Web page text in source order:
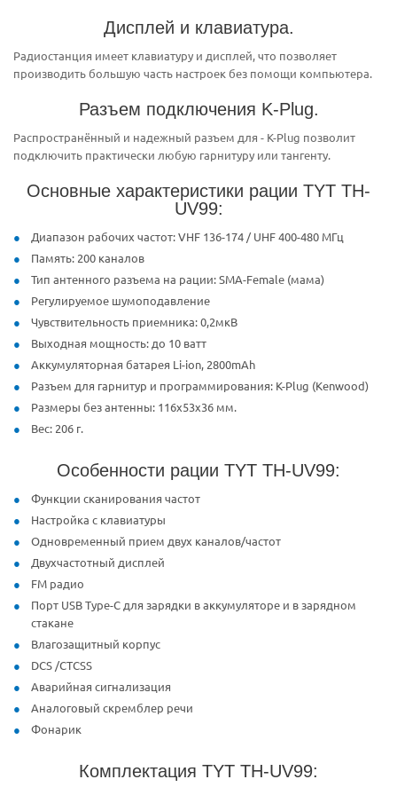
Дисплей и клавиатура.
Радиостанция имеет клавиатуру и дисплей, что позволяет
производить большую часть настроек без помощи компьютера.
Разъем подключения K-Plug.
Распространённый и надежный разъем для - K-Plug позволит
подключить практически любую гарнитуру или тангенту.
Основные характеристики рации TYT TH-
UV99:
Диапазон рабочих частот: VHF 136-174 / UHF 400-480 МГц
Память: 200 каналов
Тип антенного разъема на рации: SMA-Female (мама)
Регулируемое шумоподавление
Чувствительность приемника: 0,2мкВ
Выходная мощность: до 10 ватт
Аккумуляторная батарея Li-ion, 2800mAh
Разъем для гарнитур и программирования: K-Plug (Kenwood)
Размеры без антенны: 116x53x36 мм.
Вес: 206 г.
Особенности рации TYT TH-UV99:
Функции сканирования частот
Настройка с клавиатуры
Одновременный прием двух каналов/частот
Двухчастотный дисплей
FM радио
Порт USB Type-C для зарядки в аккумуляторе и в зарядном
стакане
Влагозащитный корпус
DCS /CTCSS
Аварийная сигнализация
Аналоговый скремблер речи
Фонарик
Комплектация TYT TH-UV99: